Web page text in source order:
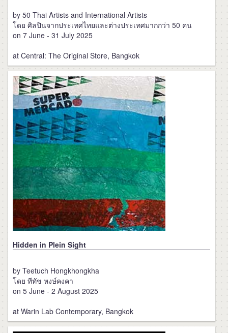
by 50 Thai Artists and International Artists
โดย ศิลปินจากประเทศไทยและต่างประเทศมากกว่า 50 คน
on 7 June - 31 July 2025
at Central: The Original Store, Bangkok
Hidden in Plein Sight
by Teetuch Hongkhongkha
โดย ทีทัช หงษ์คงคา
on 5 June - 2 August 2025
at Warin Lab Contemporary, Bangkok